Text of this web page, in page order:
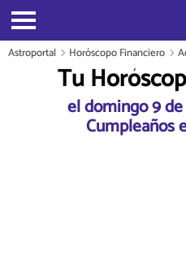
Astroportal Horóscopo Financiero
Tu
el domingo 9
Cumpleaños